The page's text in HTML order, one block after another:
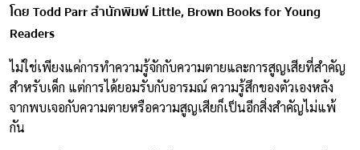
โดย Todd Parr สำนักพิมพ์ Little, Brown Books for Young
Readers
ไม่ใช่เพียงแค่การทำความรู้จักกับความตายและการสูญเสียที่สำคัญ
สำหรับเด็ก แต่การได้ยอมรับกับอารมณ์ ความรู้สึกของตัวเองหลัง
จากพบเจอกับความตายหรือความสูญเสียก็เป็นอีกสิ่งสำคัญไม่แพ้
กัน